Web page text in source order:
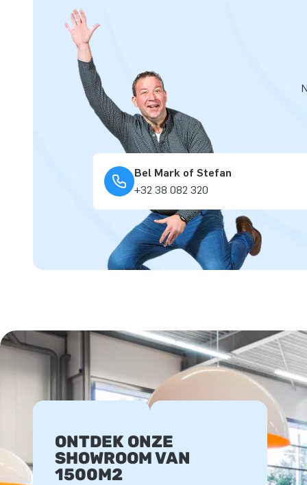
Bel Mark of Stefan
+32 38 082 320
ONTDEK ONZE
SHOWROOM VAN
1500M2